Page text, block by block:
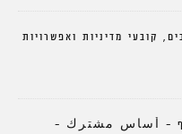
קובעי מדיניות ואפשרויות
– أساس مشترك –